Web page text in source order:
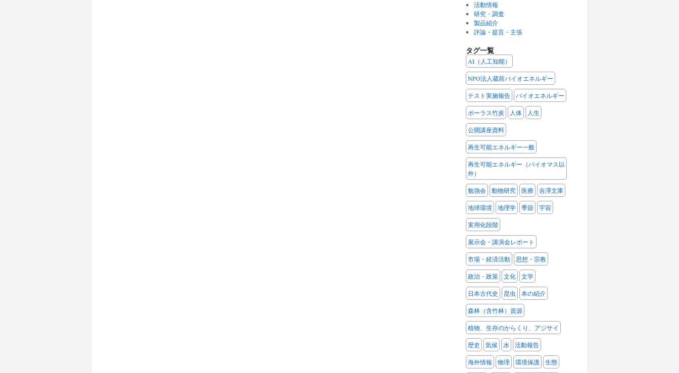
活動情報
研究・調査
製品紹介
評論・提言・主張
タグ一覧
AI（人工知能）
NPO法人蔵前バイオエネルギー
テスト実施報告 バイオエネルギー
ポーラス竹炭 人体 人生
公開講座資料
再生可能エネルギー一般
再生可能エネルギー（バイオマス以
外）
勉強会 動物研究 医療 吉澤文庫
地球環境 地理学 季節 宇宙
実用化段階
展示会・講演会レポート
市場・経済活動 思想・宗教
政治・政策 文化 文学
日本古代史 昆虫 本の紹介
森林（含竹林）資源
植物、生存のからくり、アジサイ
歴史 気候 水 活動報告
海外情報 物理 環境保護 生態